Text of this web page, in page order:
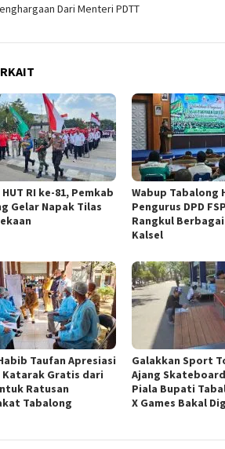
Dari Menteri PDTT
RI ke-81, Pemkab
Gelar Napak Tilas
Wabup Tabalong
Pengurus DPD
Rangkul
Kalsel
Taufan Apresiasi
Katarak Gratis dari
Ratusan
Tabalong
Galakkan Sport
Ajang
Piala Bupati
X Games Bakal